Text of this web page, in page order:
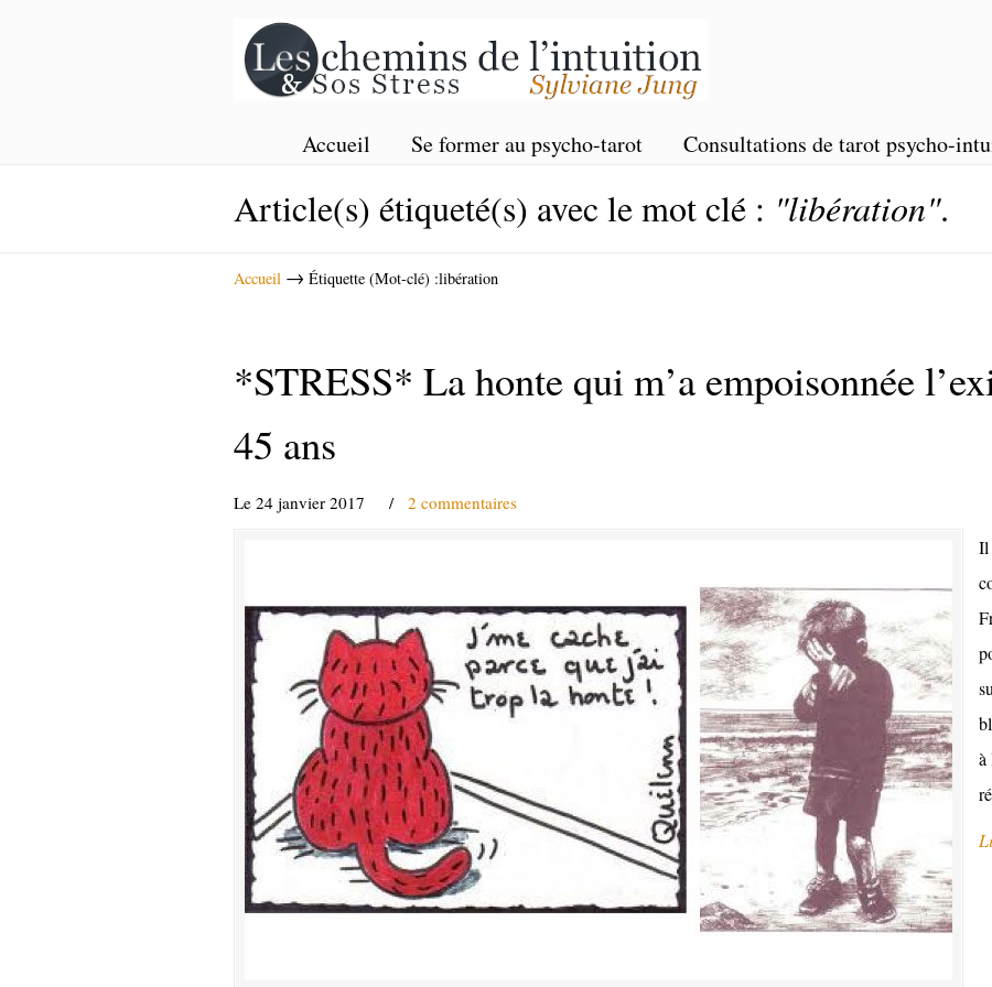
Accueil Se former au psycho-tarot Consultations de tarot psycho-
Article(s) étiqueté(s) avec le mot clé : "libération".
Accueil → Étiquette (Mot-clé) :libération
*STRESS* La honte qui m’a empoisonnée
45 ans
Le 24 janvier 2017 / 2 commentaires
Il
à